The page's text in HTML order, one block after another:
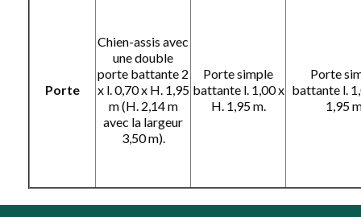
Porte
Chien-assis avec
une double
porte battante 2
x l. 0,70 x H. 1,95
m (H. 2,14 m
avec la largeur
3,50 m).
Porte simple
battante l. 1,00 x
H. 1,95 m.
Porte
battante l.
1,95